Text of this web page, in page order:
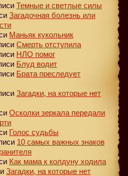
Темные и светлые силы
Загадочная болезнь или
Маньяк кукольник
Смерть отступила
НЛО помог
Блуд водит
Брата преследует
Загадки, на которые нет
Осколки зеркала передали
Голос судьбы
10 самых важных знаков
Как мама к колдуну ходила
Загадки, на которые нет